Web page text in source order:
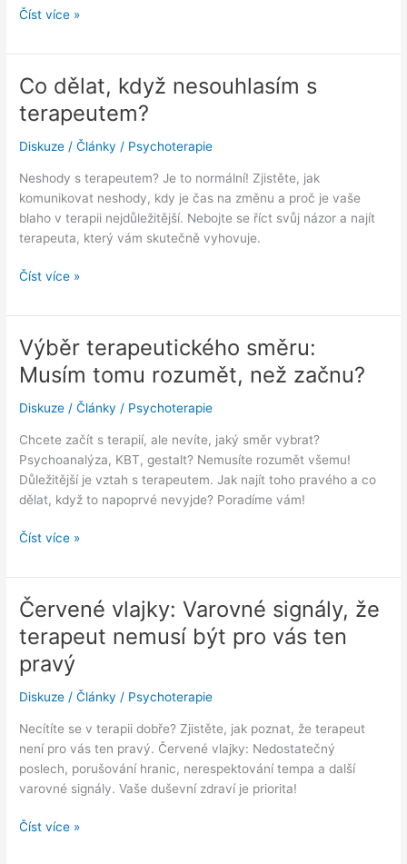
Obavy
odsouzení
terapeutem:
Proč
jsou
liché?
Číst více »
Co dělat, když nesouhlasím s
terapeutem?
Diskuze /Články / Psychoterapie
Neshody s terapeutem? Je to normální! Zjistěte, jak
komunikovat neshody, kdy je čas na změnu a proč je vaše
blaho v terapii nejdůležitější. Nebojte se říct svůj názor a najít
terapeuta, který vám skutečně vyhovuje.
Co
když
nesouhlasím
s
terapeutem?
Číst více »
Výběr terapeutického směru:
Musím tomu rozumět, než začnu?
Diskuze /Články / Psychoterapie
Chcete začít s terapií, ale nevíte, jaký směr vybrat?
Psychoanalýza, KBT, gestalt? Nemusíte rozumět všemu!
Důležitější je vztah s terapeutem. Jak najít toho pravého a co
dělat, když to napoprvé nevyjde? Poradíme vám!
Výběr
směru:
Musím
tomu
rozumět,
než
začnu?
Číst více »
Červené vlajky: Varovné signály, že
terapeut nemusí být pro vás ten
pravý
Diskuze /Články / Psychoterapie
Necítíte se v terapii dobře? Zjistěte, jak poznat, že terapeut
není pro vás ten pravý. Červené vlajky: Nedostatečný
poslech, porušování hranic, nerespektování tempa a další
varovné signály. Vaše duševní zdraví je priorita!
Červené
Číst více »